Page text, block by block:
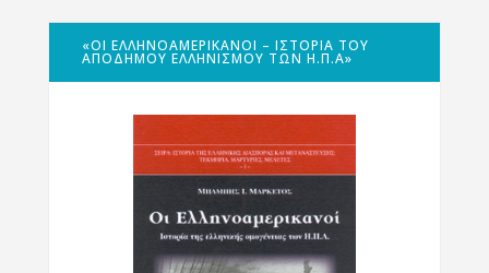
«ΟΙ ΕΛΛΗΝΟΑΜΕΡΙΚΑΝΟΊ – ΙΣΤΟΡΊΑ ΤΟΥ
ΑΠΌΔΗΜΟΥ ΕΛΛΗΝΙΣΜΟΎ ΤΩΝ Η.Π.Α»